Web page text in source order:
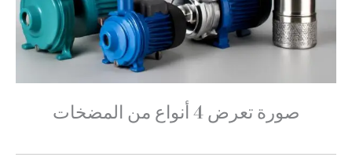
صورة تعرض 4 أنواع من المضخات